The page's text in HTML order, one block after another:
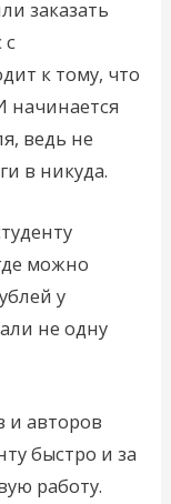
заказать
с
к тому, что
начинается
ведь не
в никуда.
можно
у
не одну
и авторов
быстро и за
работу.